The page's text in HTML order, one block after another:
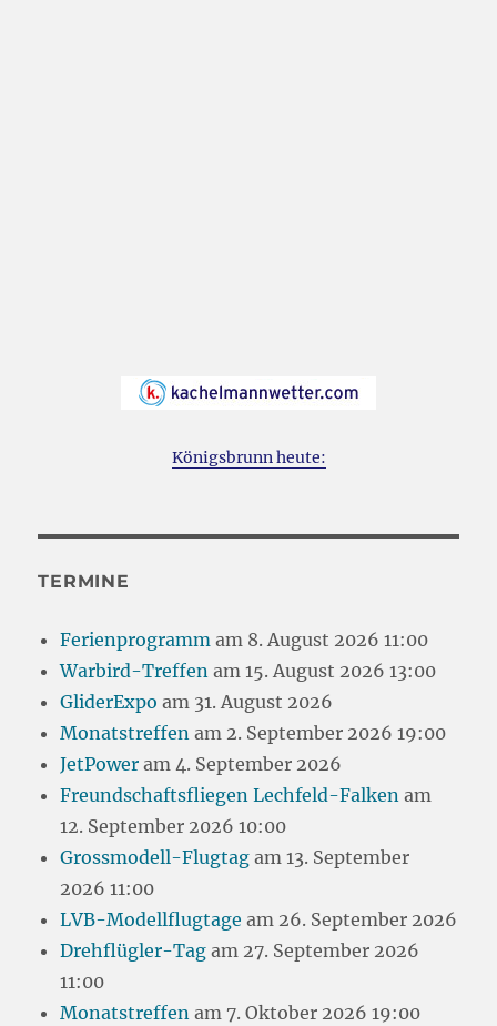
Königsbrunn heute:
TERMINE
Ferienprogramm am 8. August 2026 11:00
Warbird-Treffen am 15. August 2026 13:00
GliderExpo am 31. August 2026
Monatstreffen am 2. September 2026 19:00
JetPower am 4. September 2026
Freundschaftsfliegen Lechfeld-Falken am
12. September 2026 10:00
Grossmodell-Flugtag am 13. September
2026 11:00
LVB-Modellflugtage am 26. September 2026
Drehflügler-Tag am 27. September 2026
11:00
Monatstreffen am 7. Oktober 2026 19:00